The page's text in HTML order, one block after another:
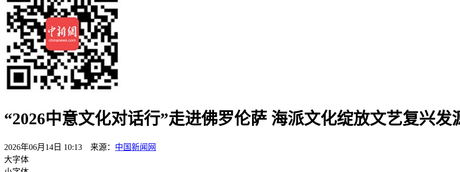
“2026中意文化对话行”走进佛罗伦萨 海派文化绽放文艺复兴发
2026年06月14日 10:13 来源： 中国新闻网
大字体